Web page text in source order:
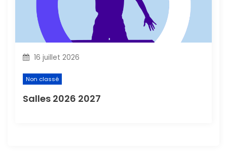
16 juillet 2026
Non classé
Salles 2026 2027